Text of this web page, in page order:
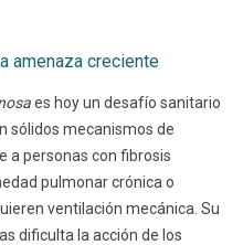
amenaza creciente
es hoy un desafío sanitario
sólidos mecanismos de
a personas con fibrosis
pulmonar crónica o
ventilación mecánica. Su
dificulta la acción de los